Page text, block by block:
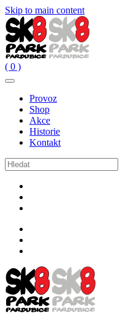
Skip to main content
( 0 )
Provoz
Shop
Akce
Historie
Kontakt